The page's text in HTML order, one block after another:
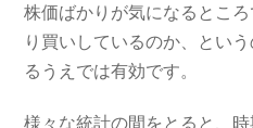
株価ばかりが気になるとこ
り買いしているのか、とい
るうえでは有効です。
様々な統計の間をとると、